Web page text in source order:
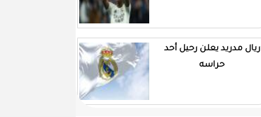
ريال مدريد يعلن رحيل أحد
حراسه